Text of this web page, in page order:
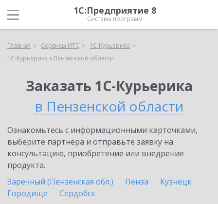
1С:Предприятие 8
Система программ
Главная Сервисы ИТС
1С-Курьерика
1С-Курьерика в Пензенской области
Заказать 1С-Курьерика
в Пензенской области
Ознакомьтесь с информационными карточками,
выберите партнёра и отправьте заявку на
консультацию, приобретение или внедрение
продукта.
Заречный (Пензенская обл.)
Пенза
Кузнецк
Городище
Сердобск